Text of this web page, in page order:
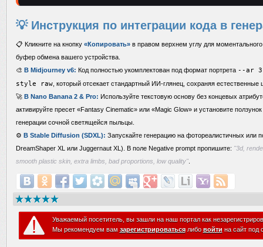
💡 Инструкция по интеграции кода в
📋 Кликните на кнопку «Копировать» в правом верхнем углу для
буфер обмена вашего устройства.
🎨 В Midjourney v6: Код полностью укомплектован под формат портрета --ar
style raw , который отсекает стандартный ИИ-глянец, сохраняя
🚀 В Nano Banana 2 & Pro: Используйте текстовую основу без концевых
активируйте пресет «Fantasy Cinematic» или «Magic Glow» и установите
генерации сочной светящейся пыльцы.
⚙️ В Stable Diffusion (SDXL): Запускайте генерацию на фотореалистичных или
DreamShaper XL или Juggernaut XL). В поле Negative prompt пропишите: "3d,
smooth plastic skin, extra limbs, bad proportions, low quality"
Уважаемый посетитель, вы зашли на наш портал как
Мы рекомендуем вам зарегистрироватьсялибо войти на сайт под